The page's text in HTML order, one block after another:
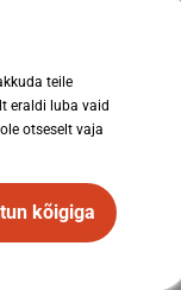
teile
eraldi luba vaid
otseselt vaja
kõigiga